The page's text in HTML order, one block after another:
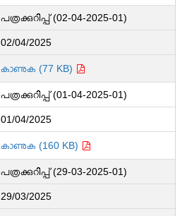
പത്രക്കുറിപ്പ് (02-04-2025-01)
02/04/2025
കാണുക (77 KB)
പത്രക്കുറിപ്പ് (01-04-2025-01)
01/04/2025
കാണുക (160 KB)
പത്രക്കുറിപ്പ് (29-03-2025-01)
29/03/2025